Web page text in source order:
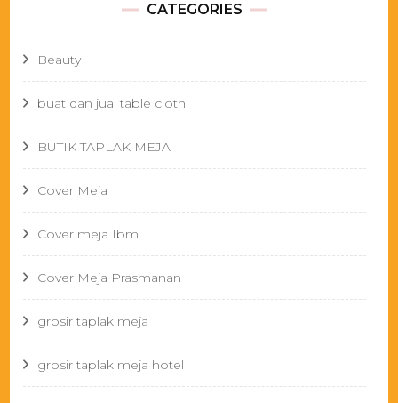
CATEGORIES
Beauty
buat dan jual table cloth
BUTIK TAPLAK MEJA
Cover Meja
Cover meja Ibm
Cover Meja Prasmanan
grosir taplak meja
grosir taplak meja hotel